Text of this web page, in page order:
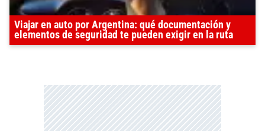
Viajar en auto por Argentina: qué documentación y
elementos de seguridad te pueden exigir en la ruta